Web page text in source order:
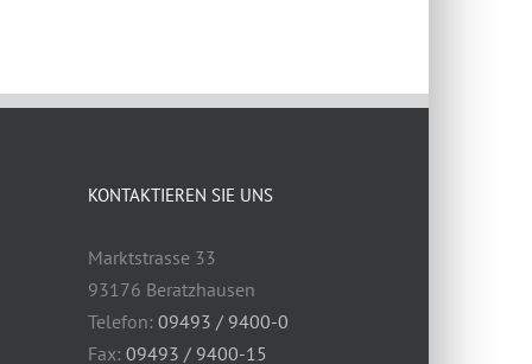
KONTAKTIEREN SIE UNS
Marktstrasse 33
93176 Beratzhausen
Telefon:09493 / 9400-0
Fax:09493 / 9400-15